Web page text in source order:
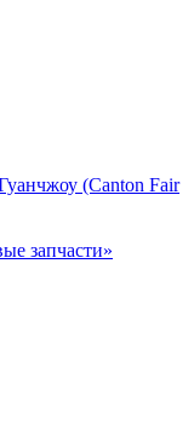
(Canton Fair
запчасти»